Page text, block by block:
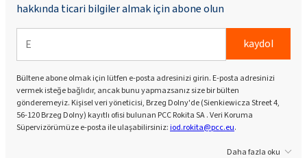
hakkında ticari bilgiler almak için abone olun
kaydol
Bültene abone olmak için lütfen e-posta adresinizi girin. E-posta adresinizi
vermek isteğe bağlıdır, ancak bunu yapmazsanız size bir bülten
gönderemeyiz. Kişisel veri yöneticisi, Brzeg Dolny'de (Sienkiewicza Street 4,
56-120 Brzeg Dolny) kayıtlı ofisi bulunan PCC Rokita SA . Veri Koruma
Süpervizörümüze e-posta ile ulaşabilirsiniz:iod.rokita@pcc.eu.
Daha fazla oku